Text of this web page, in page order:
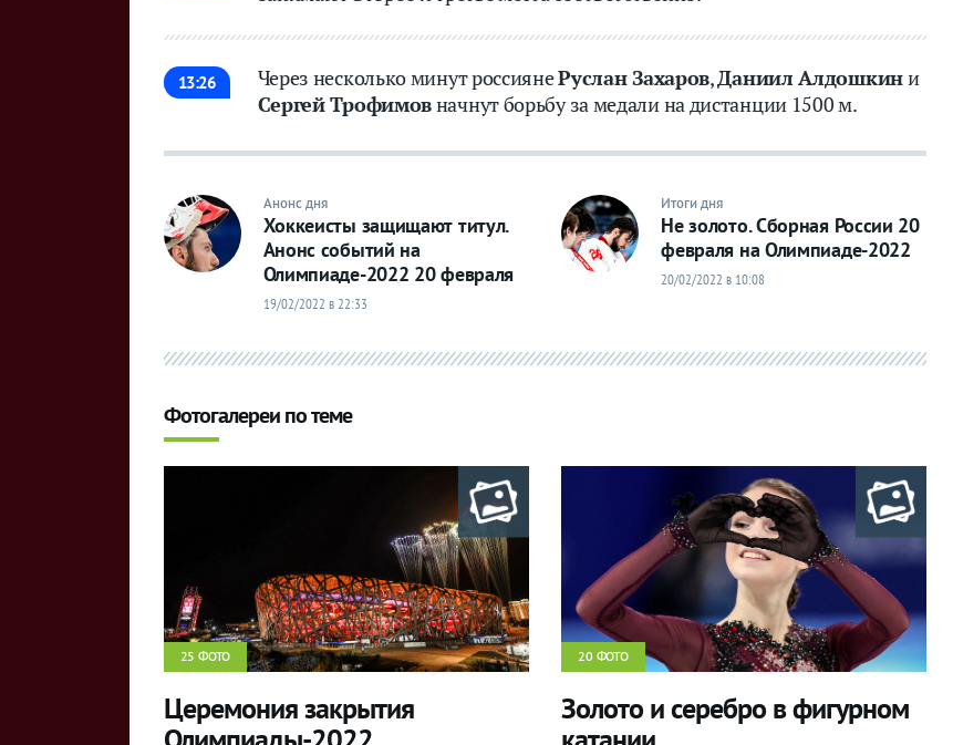
13:26 Через несколько минут россиянеРуслан Захаров,Даниил Алдошкини
Сергей Трофимовначнут борьбу за медали на дистанции 1500 м.
Анонс дня
Хоккеисты защищают титул.
Анонс событий на
Олимпиаде-2022 20 февраля
19/02/2022 в 22:33
Итоги дня
Не золото. Сборная России 20
февраля на Олимпиаде-2022
20/02/2022 в 10:08
Фотогалереи по теме
25 ФОТО
Церемония закрытия
20 ФОТО
Золото и серебро в фигурном